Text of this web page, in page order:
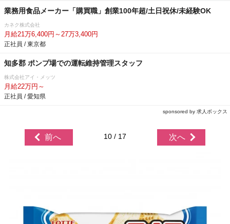
業務用食品メーカー「購買職」創業100年超/土日祝休/未経験OK
カネク株式会社
月給21万6,400円～27万3,400円
正社員 / 東京都
知多郡 ポンプ場での運転維持管理スタッフ
株式会社アイ・メッツ
月給22万円～
正社員 / 愛知県
sponsored by 求人ボックス
前へ 10 / 17 次へ